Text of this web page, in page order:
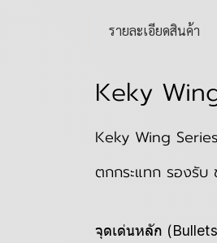
รายละเอียดสินค้า
Keky
Keky Wing
ตกกระแทก รองรับ
จุดเด่นหลัก